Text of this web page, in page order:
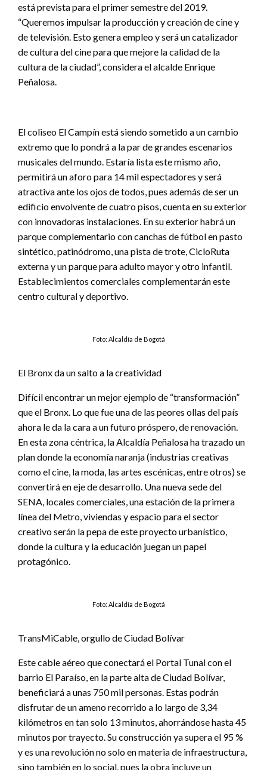
está prevista para el primer semestre del 2019.
“Queremos impulsar la producción y creación de cine y
de televisión. Esto genera empleo y será un catalizador
de cultura del cine para que mejore la calidad de la
cultura de la ciudad”, considera el alcalde Enrique
Peñalosa.
El coliseo El Campín está siendo sometido a un cambio
extremo que lo pondrá a la par de grandes escenarios
musicales del mundo. Estaría lista este mismo año,
permitirá un aforo para 14 mil espectadores y será
atractiva ante los ojos de todos, pues además de ser un
edificio envolvente de cuatro pisos, cuenta en su exterior
con innovadoras instalaciones. En su exterior habrá un
parque complementario con canchas de fútbol en pasto
sintético, patinódromo, una pista de trote, CicloRuta
externa y un parque para adulto mayor y otro infantil.
Establecimientos comerciales complementarán este
centro cultural y deportivo.
Foto: Alcaldía de Bogotá
El Bronx da un salto a la creatividad
Difícil encontrar un mejor ejemplo de “transformación”
que el Bronx. Lo que fue una de las peores ollas del país
ahora le da la cara a un futuro próspero, de renovación.
En esta zona céntrica, la Alcaldía Peñalosa ha trazado un
plan donde la economía naranja (industrias creativas
como el cine, la moda, las artes escénicas, entre otros) se
convertirá en eje de desarrollo. Una nueva sede del
SENA, locales comerciales, una estación de la primera
línea del Metro, viviendas y espacio para el sector
creativo serán la pepa de este proyecto urbanístico,
donde la cultura y la educación juegan un papel
protagónico.
Foto: Alcaldía de Bogotá
TransMiCable, orgullo de Ciudad Bolívar
Este cable aéreo que conectará el Portal Tunal con el
barrio El Paraíso, en la parte alta de Ciudad Bolívar,
beneficiará a unas 750 mil personas. Estas podrán
disfrutar de un ameno recorrido a lo largo de 3,34
kilómetros en tan solo 13 minutos, ahorrándose hasta 45
minutos por trayecto. Su construcción ya supera el 95 %
y es una revolución no solo en materia de infraestructura,
sino también en lo social, pues la obra incluye un